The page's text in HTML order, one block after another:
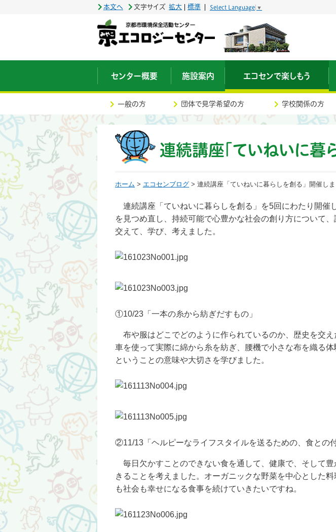
本文へ 文字サイズ 拡大 標準 Select Language ▼
センター概要 施設案内 エコセンで楽しもう
一般の方 団体で見学希望の方 学校関係の方
連続講座「ていねいに暮
ホーム > エコセンブログ > 連続講座「ていねいに暮らしを創る」開催しま
連続講座「ていねいに暮らしを創る」を5回にわたり開催
を見つめ直し、持続可能で心豊かな社会の創り方について
交えて、学び、考えました。
①10/23「一本の糸から紡ぎだすもの」
布や服はどこでどのように作られているのか、歴史を交
車を使って実際に綿から糸を紡ぎ、腰機で小さな布を織る
ということの意味や大切さを学びました。
②11/13「ヘルピーなライフスタイルを送るための、食との
毎日欠かすことのできない食を通して、健康で、そして
きることを考えました。オーガニックな野菜を中心とした
も社会も幸せになる食事を続けていきたいですね。